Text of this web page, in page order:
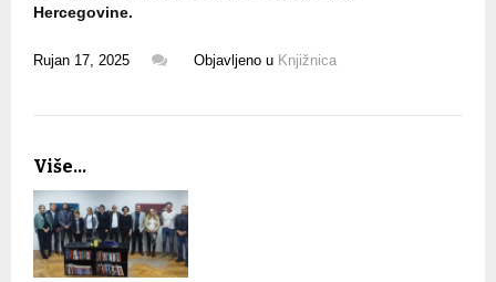
Hercegovine.
Rujan 17, 2025 Objavljeno u Knjižnica
Više...